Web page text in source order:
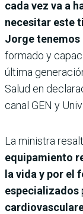
cada vez va a
necesitar este
Jorge tenemos
formado y
última
Salud en
canal GEN y
La ministra
equipamiento
la vida y por
especializados